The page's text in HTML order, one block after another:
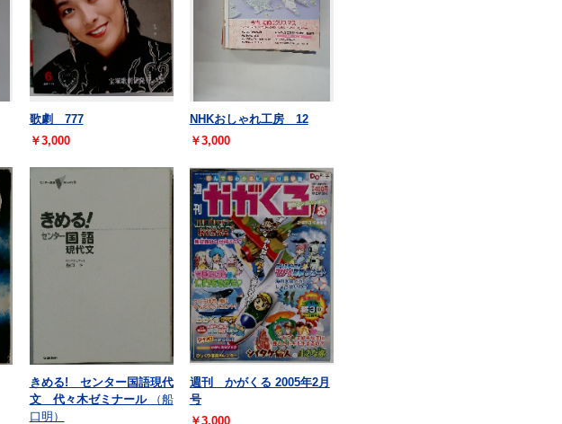
歌劇 777
￥3,000
NHKおしゃれ工房 12
￥3,000
きめる! センター国語現代
文 代々木ゼミナール
（船
口明）
週刊 かがくる 2005年2月
号
￥3,000